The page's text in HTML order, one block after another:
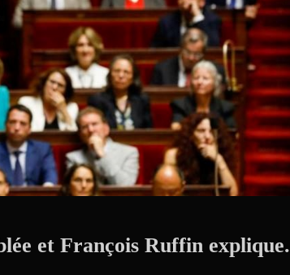
et François Ruffin explique.